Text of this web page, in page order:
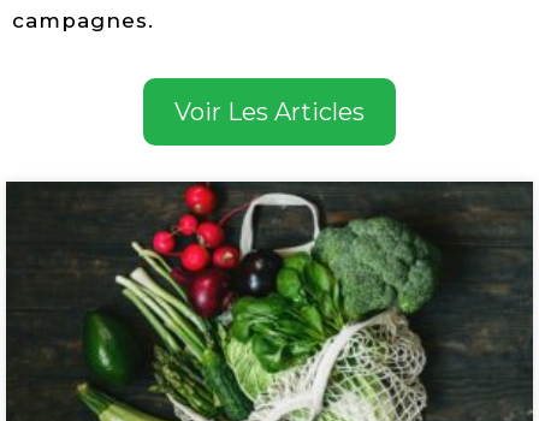
campagnes.
Voir Les Articles